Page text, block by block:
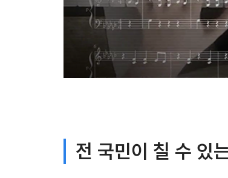
전 국민이 칠 수 있